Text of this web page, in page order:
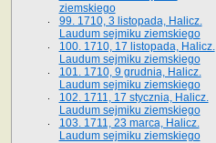
ziemskiego
99. 1710, 3 listopada, Halicz.
Laudum sejmiku ziemskiego
100. 1710, 17 listopada, Halicz.
Laudum sejmiku ziemskiego
101. 1710, 9 grudnia, Halicz.
Laudum sejmiku ziemskiego
102. 1711, 17 stycznia, Halicz.
Laudum sejmiku ziemskiego
103. 1711, 23 marca, Halicz.
Laudum sejmiku ziemskiego